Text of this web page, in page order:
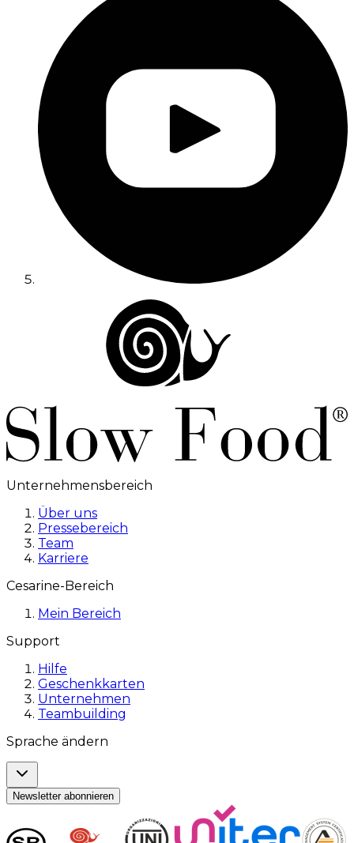
Unternehmensbereich
Über uns
Pressebereich
Team
Karriere
Cesarine-Bereich
Mein Bereich
Support
Hilfe
Geschenkkarten
Unternehmen
Teambuilding
Sprache ändern
Newsletter abonnieren